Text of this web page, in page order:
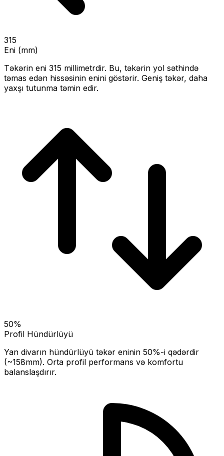
315
Eni (mm)
Təkərin eni 315 millimetrdir. Bu, təkərin yol səthində
təmas edən hissəsinin enini göstərir. Geniş təkər, daha
yaxşı tutunma təmin edir.
50%
Profil Hündürlüyü
Yan divarın hündürlüyü təkər eninin 50%-i qədərdir
(~158mm). Orta profil performans və komfortu
balanslaşdırır.